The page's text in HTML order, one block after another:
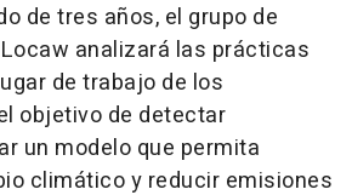
de tres años, el grupo de
analizará las prácticas
de trabajo de los
objetivo de detectar
un modelo que permita
climático y reducir emisiones